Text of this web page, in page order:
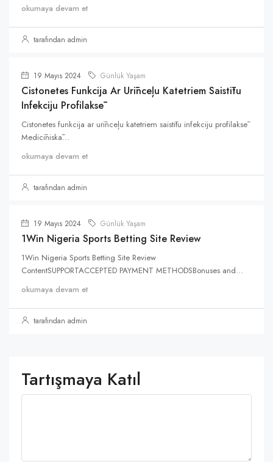
okumaya devam et
tarafından admin
19 Mayıs 2024 Günlük Yaşam
Cistonetes Funkcija Ar Urīnceļu Katetriem Saistītu
Infekciju Profilaksē
Cistonetes funkcija ar urīnceļu katetriem saistītu infekciju profilaksē
Medicīniskā...
okumaya devam et
tarafından admin
19 Mayıs 2024 Günlük Yaşam
1Win Nigeria Sports Betting Site Review
1Win Nigeria Sports Betting Site Review
ContentSUPPORTACCEPTED PAYMENT METHODSBonuses and...
okumaya devam et
tarafından admin
Tartışmaya Katıl